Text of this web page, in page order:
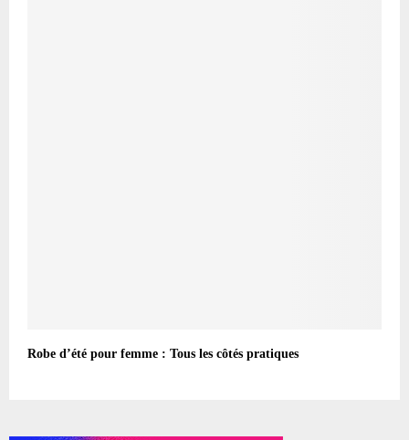
Robe d’été pour femme : Tous les côtés pratiques